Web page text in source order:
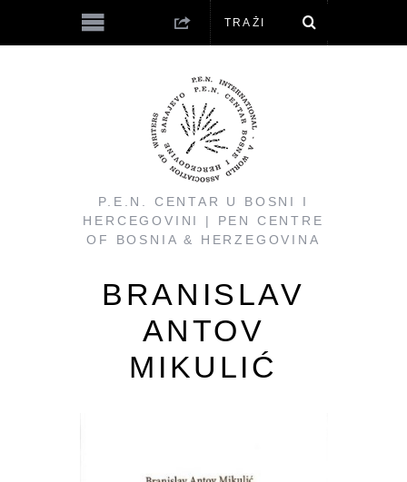
P.E.N. CENTAR U BOSNI I
HERCEGOVINI | PEN CENTRE
OF BOSNIA & HERZEGOVINA
BRANISLAV
ANTOV
MIKULIĆ